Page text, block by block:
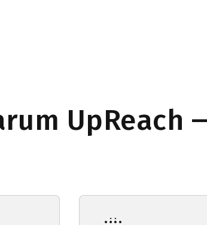
UpReach